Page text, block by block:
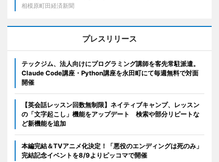
相模原町田経済新聞
プレスリリース
テックジム、法人向けにプログラミング講師を客先常駐派遣。
Claude Code講座・Python講座を永田町にて毎週無料で対面
開催
【英会話レッスン回数無制限】ネイティブキャンプ、レッスン
の「文字起こし」機能をアップデート 検索や部分リピートな
ど新機能を追加
本編完結＆TVアニメ化決定！「悪役のエンディングは死のみ」
完結記念イベントを8/9よりピッコマで開催